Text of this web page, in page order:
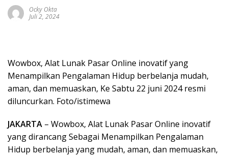
Ocky Okta
Juli 2, 2024
Wowbox, Alat Lunak Pasar Online inovatif yang
Menampilkan Pengalaman Hidup berbelanja mudah,
aman, dan memuaskan, Ke Sabtu 22 juni 2024 resmi
diluncurkan. Foto/istimewa
JAKARTA – Wowbox, Alat Lunak Pasar Online inovatif
yang dirancang Sebagai Menampilkan Pengalaman
Hidup berbelanja yang mudah, aman, dan memuaskan,